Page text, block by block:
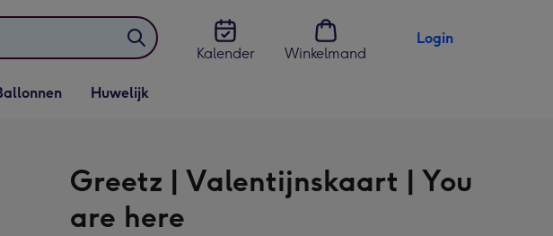
Kalender
Winkelmand
Login
openen
Vervolgkeuzelijst
Huwelijk openen
Huwelijk
Greetz | Valentijnskaart | You
are here